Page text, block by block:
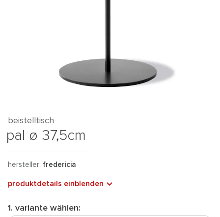
beistelltisch
pal ø 37,5cm
hersteller: fredericia
produktdetails einblenden
1. variante wählen: